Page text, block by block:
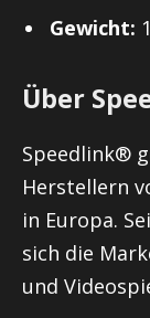
Gewicht:
Über
Speedlink®
Herstellern
in Europa.
sich die
und